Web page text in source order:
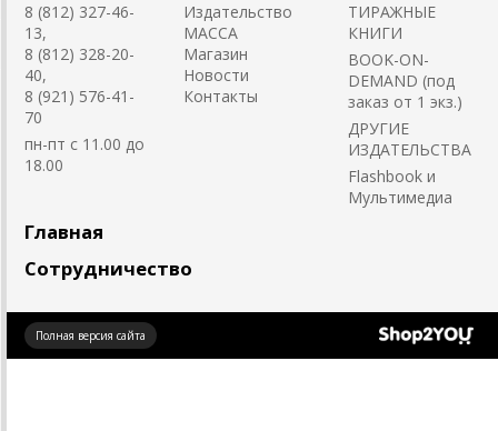
8 (812) 327-46-
13,
8 (812) 328-20-
40,
8 (921) 576-41-
70
пн-пт с 11.00 до
18.00
Издательство
MACCA
Магазин
Новости
Контакты
ТИРАЖНЫЕ
КНИГИ
BOOK-ON-
DEMAND (под
заказ от 1 экз.)
ДРУГИЕ
ИЗДАТЕЛЬСТВА
Flashbook и
Мультимедиа
Главная
Сотрудничество
Полная версия сайта